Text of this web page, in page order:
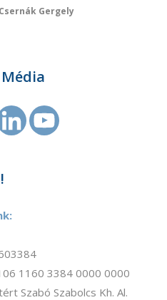
Csernák Gergely
1160 3384 0000 0000
Szabó Szabolcs Kh. Al.